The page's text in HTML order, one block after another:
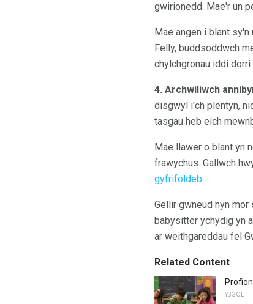
gwirionedd. Mae'r un
Mae angen i blant
Felly, buddsoddwch
chylchgronau iddi
4. Archwiliwch
disgwyl i'ch plentyn,
tasgau heb eich
Mae llawer o blant yn
frawychus. Gallwch
gyfrifoldeb .
Gellir gwneud hyn
babysitter ychydig yn
ar weithgareddau fel
Related Content
YSGOL